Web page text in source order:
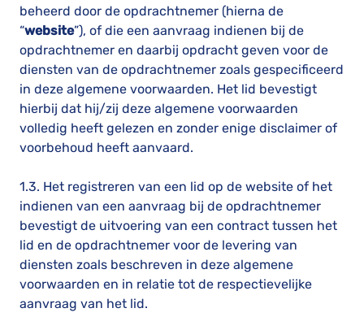
beheerd door de opdrachtnemer (hierna de
“website”), of die een aanvraag indienen bij de
opdrachtnemer en daarbij opdracht geven voor de
diensten van de opdrachtnemer zoals gespecificeerd
in deze algemene voorwaarden. Het lid bevestigt
hierbij dat hij/zij deze algemene voorwaarden
volledig heeft gelezen en zonder enige disclaimer of
voorbehoud heeft aanvaard.
1.3. Het registreren van een lid op de website of het
indienen van een aanvraag bij de opdrachtnemer
bevestigt de uitvoering van een contract tussen het
lid en de opdrachtnemer voor de levering van
diensten zoals beschreven in deze algemene
voorwaarden en in relatie tot de respectievelijke
aanvraag van het lid.